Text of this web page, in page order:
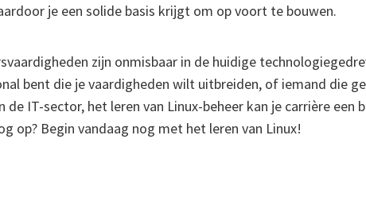
je een solide basis krijgt om op voort te bouwen.
zijn onmisbaar in de huidige
bent die je vaardigheden wilt uitbreiden, of iemand die
de IT-sector, het leren van Linux-beheer kan je carrière een
op? Begin vandaag nog met het leren van Linux!